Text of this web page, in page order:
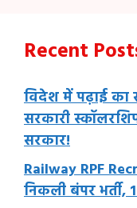
Recent
विदेश में पढ़ाई का
सरकारी
सरकार!
Railway RPF
निकली बंपर भर्ती,